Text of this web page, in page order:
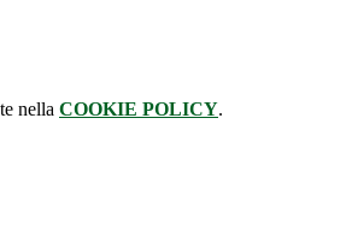
nella COOKIE POLICY.